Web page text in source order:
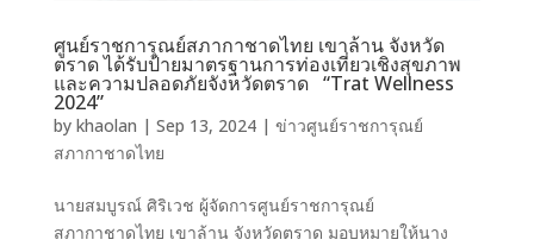
ศูนย์ราชการุณย์สภากาชาดไทย เขาล้าน จังหวัด
ตราด ได้รับป้ายมาตรฐานการท่องเที่ยวเชิงสุขภาพ
และความปลอดภัยจังหวัดตราด “Trat Wellness
2024”
by khaolan | Sep 13, 2024| ข่าวศูนย์ราชการุณย์
สภากาชาดไทย
นายสมบูรณ์ ศิริเวช ผู้จัดการศูนย์ราชการุณย์
สภากาชาดไทย เขาล้าน จังหวัดตราด มอบหมายให้นาง